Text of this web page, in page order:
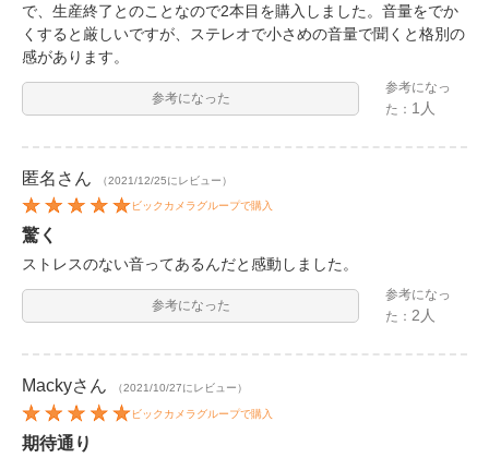
で、生産終了とのことなので2本目を購入しました。音量をでか
くすると厳しいですが、ステレオで小さめの音量で聞くと格別の
感があります。
参考になった
参考になっ
た： 1人
匿名 さん （2021/12/25にレビュー）
ビックカメラグループで購入
驚く
ストレスのない音ってあるんだと感動しました。
参考になった
参考になっ
た：2人
Mackyさん （2021/10/27にレビュー）
ビックカメラグループで購入
期待通り